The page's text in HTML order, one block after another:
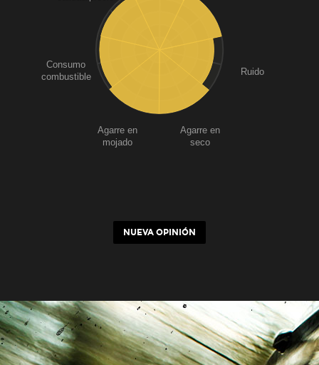
Ruido
Agarre en
seco
Agarre en
mojado
Consumo
combustible
NUEVA OPINIÓN